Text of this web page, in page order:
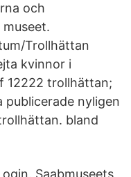
och
Trollhättan
kvinnor i
12222 trollhättan;
publicerade nyligen
bland
Saabmuseets